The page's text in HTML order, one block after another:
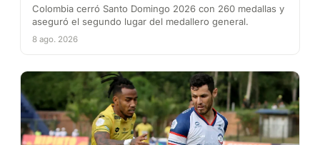
Colombia cerró Santo Domingo 2026 con 260 medallas y
aseguró el segundo lugar del medallero general.
8 ago. 2026